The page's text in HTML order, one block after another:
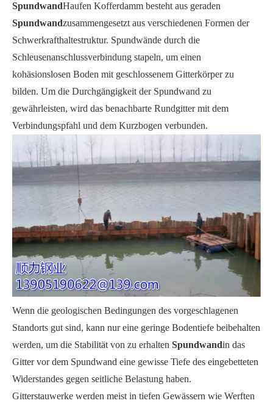
SpundwandHaufen Kofferdamm besteht aus geraden
Spundwandzusammengesetzt aus verschiedenen Formen der
Schwerkrafthaltestruktur. Spundwände durch die
Schleusenanschlussverbindung stapeln, um einen
kohäsionslosen Boden mit geschlossenem Gitterkörper zu
bilden. Um die Durchgängigkeit der Spundwand zu
gewährleisten, wird das benachbarte Rundgitter mit dem
Verbindungspfahl und dem Kurzbogen verbunden.
Wenn die geologischen Bedingungen des vorgeschlagenen
Standorts gut sind, kann nur eine geringe Bodentiefe beibehalten
werden, um die Stabilität von zu erhalten Spundwandin das
Gitter vor dem Spundwand eine gewisse Tiefe des eingebetteten
Widerstandes gegen seitliche Belastung haben.
Gitterstauwerke werden meist in tiefen Gewässern wie Werften